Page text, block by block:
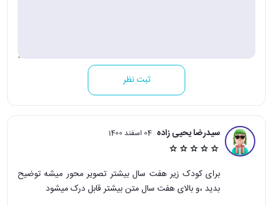
ثبت نظر
سیدرضا یحیی زاده 04 اسفند 1400
برای کودک زیر هفت سال بیشتر تصویر محور میشه توضیح
بدید ،و بالای هفت سال متن بیشتر قابل درک میشود